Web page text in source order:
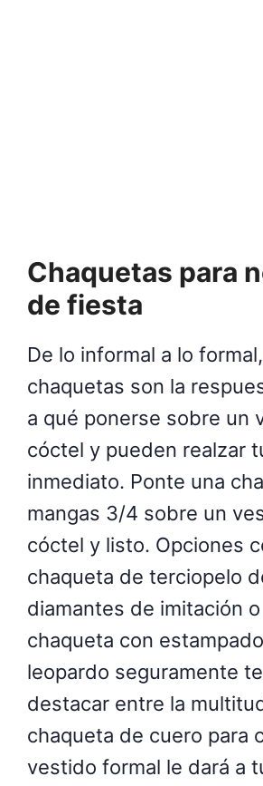
Chaquetas para
de fiesta
De lo informal a lo
chaquetas son la
a qué ponerse sobre un
cóctel y pueden realzar
inmediato. Ponte una
mangas 3/4 sobre un
cóctel y listo. Opciones
chaqueta de terciopelo
diamantes de imitación
chaqueta con
leopardo seguramente
destacar entre la
chaqueta de cuero para
vestido formal le dará a